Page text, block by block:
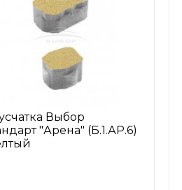
Выбор
"Арена" (Б.1.АР.6)